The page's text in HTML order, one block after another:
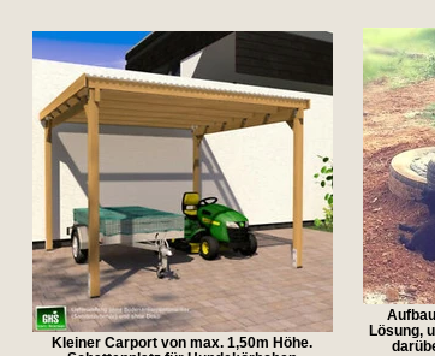
Kleiner Carport von max. 1,50m Höhe.
Lösung,